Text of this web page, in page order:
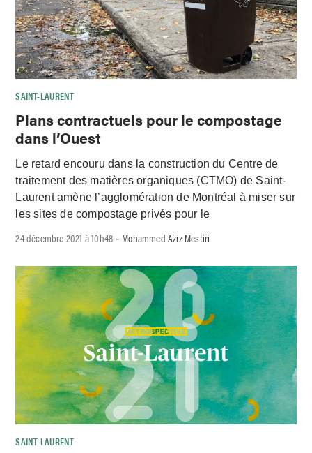
SAINT-LAURENT
Plans contractuels pour le compostage
dans l’Ouest
Le retard encouru dans la construction du Centre de
traitement des matières organiques (CTMO) de Saint-
Laurent amène l’agglomération de Montréal à miser sur
les sites de compostage privés pour le
24 décembre 2021 à 10h48 - Mohammed Aziz Mestiri
SAINT-LAURENT